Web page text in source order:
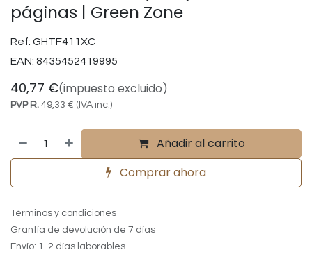
páginas | Green Zone
Ref: GHTF411XC
EAN: 8435452419995
40,77 €(impuesto excluido)
PVP R. 49,33 € (IVA inc.)
Añadir al carrito
Comprar ahora
Términos y condiciones
Grantía de devolución de 7 días
Envío: 1-2 días laborables